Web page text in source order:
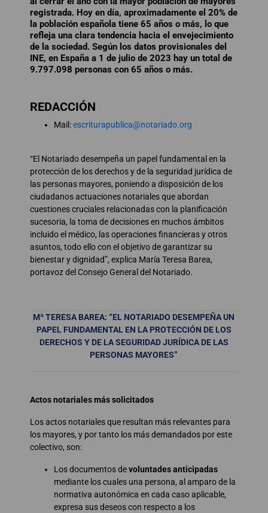
registrada. Hoy en día, aproximadamente el 20% de
la población española tiene 65 años o más, lo que
refleja una clara tendencia hacia el envejecimiento
de la sociedad. Según los datos provisionales del
INE, en España a 1 de julio de 2023 hay un total de
9.797.098 personas con 65 años o más.
REDACCIÓN
Mail:escriturapublica@notariado.org
“El Notariado desempeña un papel fundamental en la
protección de los derechos y de la seguridad jurídica de
las personas mayores, poniendo a disposición de los
ciudadanos actuaciones notariales que abordan
cuestiones cruciales relacionadas con la planificación
sucesoria, la toma de decisiones en muchos ámbitos
incluido el médico, las operaciones financieras y otros
asuntos, todo ello con el objetivo de garantizar su
bienestar y dignidad”, explica María Teresa Barea,
portavoz del Consejo General del Notariado.
Mª TERESA BAREA: “EL NOTARIADO DESEMPEÑA UN
PAPEL FUNDAMENTAL EN LA PROTECCIÓN DE LOS
DERECHOS Y DE LA SEGURIDAD JURÍDICA DE LAS
PERSONAS MAYORES”
Actos notariales más solicitados
Los actos notariales que resultan más relevantes para
los mayores, y por tanto los más demandados por este
colectivo, son:
Los documentos devoluntades anticipadas
mediante los cuales una persona, al amparo de la
normativa autonómica en cada caso aplicable,
expresa sus deseos con respecto a los